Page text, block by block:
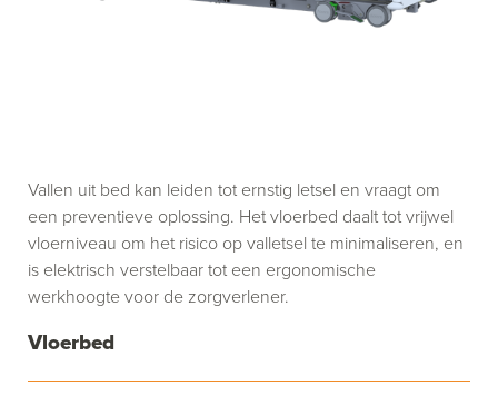
Vloerbed
Vallen uit bed kan leiden tot ernstig letsel en vraagt om
een preventieve oplossing. Het vloerbed daalt tot vrijwel
vloerniveau om het risico op valletsel te minimaliseren, en
is elektrisch verstelbaar tot een ergonomische
werkhoogte voor de zorgverlener.